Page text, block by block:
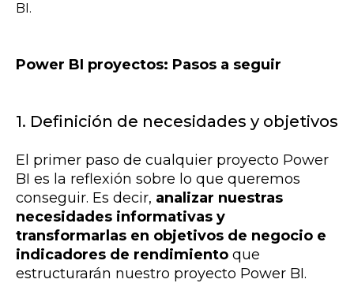
BI.
Power BI proyectos: Pasos a seguir
1. Definición de necesidades y objetivos
El primer paso de cualquier proyecto Power
BI es la reflexión sobre lo que queremos
conseguir. Es decir, analizar nuestras
necesidades informativas y
transformarlas en objetivos de negocio e
indicadores de rendimiento que
estructurarán nuestro proyecto Power BI.